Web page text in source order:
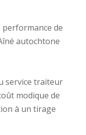
performance de
autochtone
service traiteur
modique de
à un tirage